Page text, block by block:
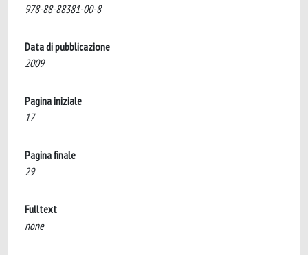
978-88-88381-00-8
Data di pubblicazione
2009
Pagina iniziale
17
Pagina finale
29
Fulltext
none